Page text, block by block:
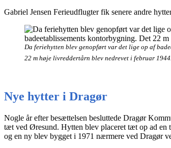
Gabriel Jensen Ferieudflugter fik senere andre
Da feriehytten blev genopført var det lige op af
22 m høje livreddertårn blev nedrevet i februar
Nye hytter i Dragør
Nogle år efter besættelsen besluttede Dragør
tæt ved Øresund. Hytten blev placeret tæt op ad en
og en ny blev bygget i 1971 nærmere ved Dragør